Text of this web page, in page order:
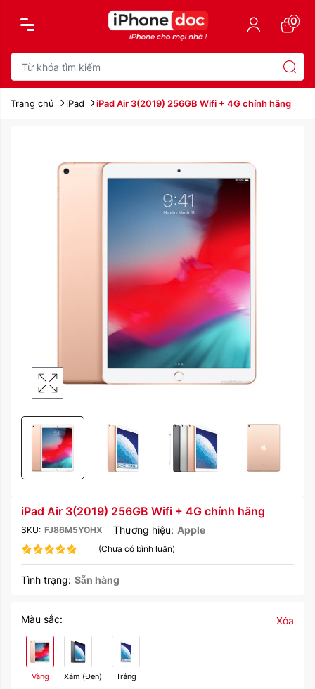
0
Trang chủ iPad iPad Air 3(2019) 256GB Wifi + 4G chính hãng
iPad Air 3(2019) 256GB Wifi + 4G chính hãng
SKU: FJ86M5YOHX Thương hiệu: Apple
(Chưa có bình luận)
Tình trạng: Sẵn hàng
Màu sắc: Xóa
Vàng Xám (Đen) Trắng